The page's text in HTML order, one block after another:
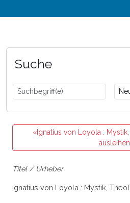
Suche
«Ignatius von Loyola :
ausleihen
Titel / Urheber
Ignatius von Loyola : Mystik,